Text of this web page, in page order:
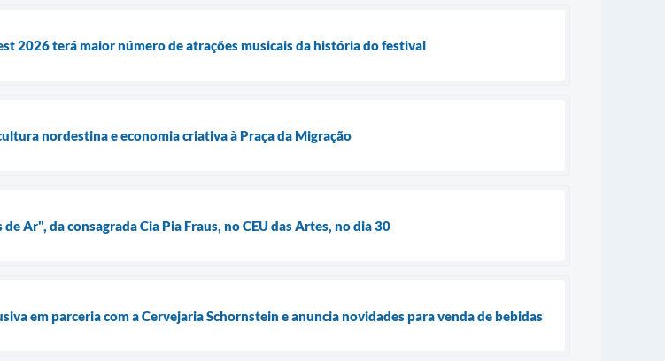
2026 terá maior número de atrações musicais da história do festival
nordestina e economia criativa à Praça da Migração
Ar", da consagrada Cia Pia Fraus, no CEU das Artes, no dia 30
em parceria com a Cervejaria Schornstein e anuncia novidades para venda de bebidas